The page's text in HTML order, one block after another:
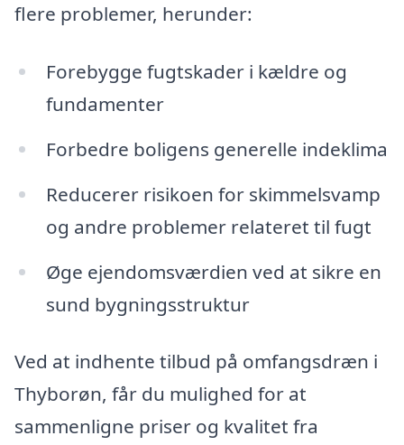
flere problemer, herunder:
Forebygge fugtskader i kældre og
fundamenter
Forbedre boligens generelle indeklima
Reducerer risikoen for skimmelsvamp
og andre problemer relateret til fugt
Øge ejendomsværdien ved at sikre en
sund bygningsstruktur
Ved at indhente tilbud på omfangsdræn i
Thyborøn, får du mulighed for at
sammenligne priser og kvalitet fra